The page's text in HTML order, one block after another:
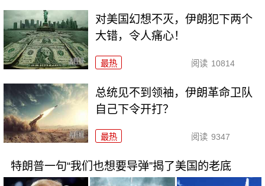
对美国幻想不灭，伊朗犯下两个
大错，令人痛心！
最热 阅读 10814
总统见不到领袖，伊朗革命卫队
自己下令开打？
最热 阅读 9347
特朗普一句“我们也想要导弹”揭了美国的老底